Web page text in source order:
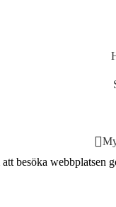
besöka webbplatsen